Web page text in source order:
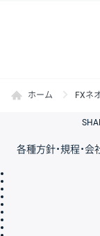
ホーム FXネ
各種方針・規程・会